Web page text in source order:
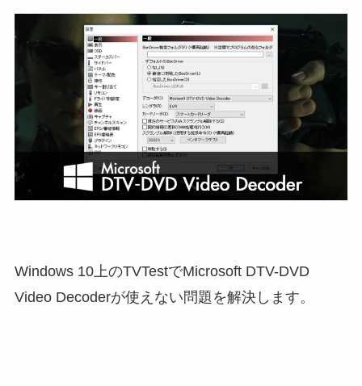
Windows 10上のTVTestでMicrosoft DTV-DVD
Video Decoderが使えない問題を解決します。